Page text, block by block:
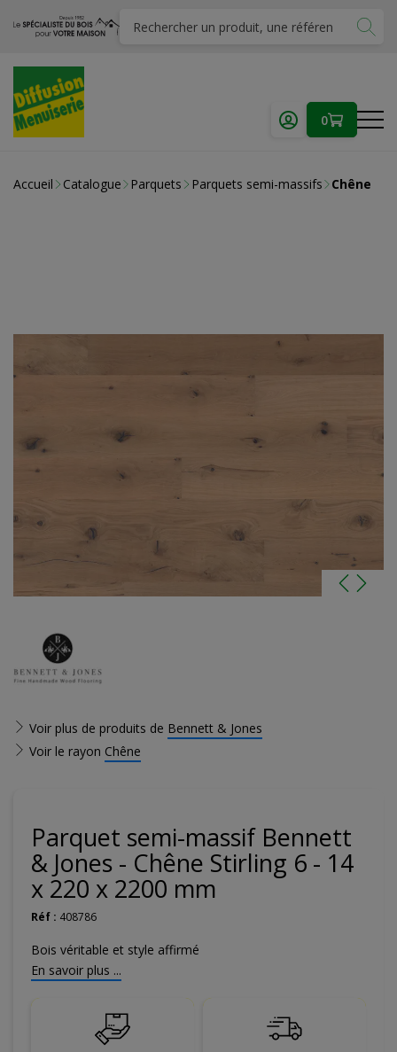
0
Accueil Catalogue Parquets Parquets semi-massifs Chêne
Voir plus de produits de Bennett & Jones
Voir le rayon Chêne
Parquet semi-massif Bennett
& Jones - Chêne Stirling 6 - 14
x 220 x 2200 mm
Réf : 408786
Bois véritable et style affirmé
En savoir plus ...